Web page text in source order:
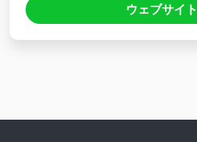
ウェブサイ